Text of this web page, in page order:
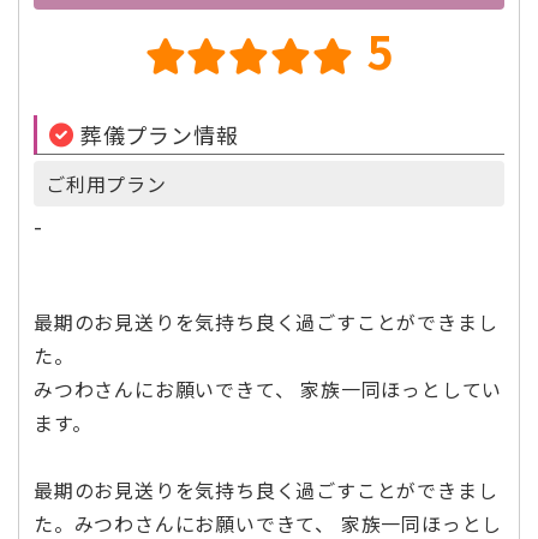
5
葬儀プラン情報
ご利用プラン
-
最期のお見送りを気持ち良く過ごすことができまし
た。
みつわさんにお願いできて、 家族一同ほっとしてい
ます。
最期のお見送りを気持ち良く過ごすことができまし
た。みつわさんにお願いできて、 家族一同ほっとし